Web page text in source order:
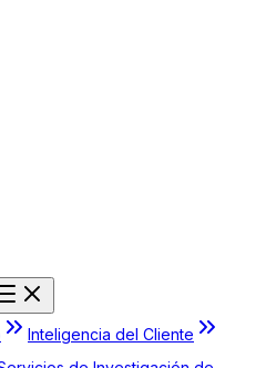
Inteligencia del Cliente